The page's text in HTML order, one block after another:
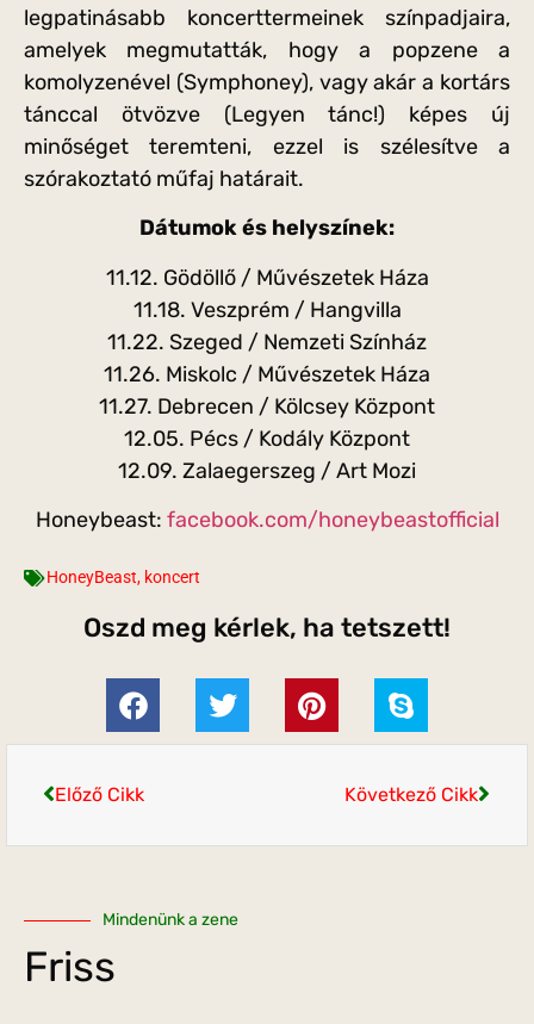
legpatinásabb koncerttermeinek színpadjaira,
amelyek megmutatták, hogy a popzene a
komolyzenével (Symphoney), vagy akár a kortárs
tánccal ötvözve (Legyen tánc!) képes új
minőséget teremteni, ezzel is szélesítve a
szórakoztató műfaj határait.
Dátumok és helyszínek:
11.12. Gödöllő / Művészetek Háza
11.18. Veszprém / Hangvilla
11.22. Szeged / Nemzeti Színház
11.26. Miskolc / Művészetek Háza
11.27. Debrecen / Kölcsey Központ
12.05. Pécs / Kodály Központ
12.09. Zalaegerszeg / Art Mozi
Honeybeast: facebook.com/honeybeastofficial
HoneyBeast, koncert
Oszd meg kérlek, ha tetszett!
Előző Cikk Következő Cikk
Mindenünk a zene
Friss